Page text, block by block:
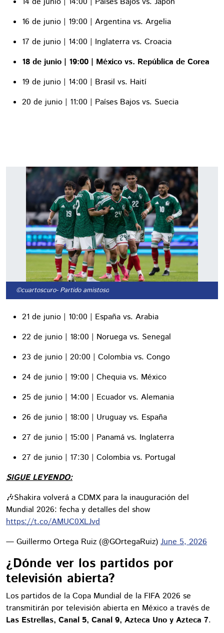
16 de junio | 19:00 | Argentina vs. Argelia
17 de junio | 14:00 | Inglaterra vs. Croacia
18 de junio | 19:00 | México vs. República de Corea
19 de junio | 14:00 | Brasil vs. Haití
20 de junio | 11:00 | Países Bajos vs. Suecia
©cuartoscuro- Partido amistoso
21 de junio | 10:00 | España vs. Arabia
22 de junio | 18:00 | Noruega vs. Senegal
23 de junio | 20:00 | Colombia vs. Congo
24 de junio | 19:00 | Chequia vs. México
25 de junio | 14:00 | Ecuador vs. Alemania
26 de junio | 18:00 | Uruguay vs. España
27 de junio | 15:00 | Panamá vs. Inglaterra
27 de junio | 17:30 | Colombia vs. Portugal
SIGUE LEYENDO:
🎶Shakira volverá a CDMX para la inauguración del
Mundial 2026: fecha y detalles del show
https://t.co/AMUC0XLJvd
— Guillermo Ortega Ruiz (@GOrtegaRuiz) June 5, 2026
¿Dónde ver los partidos por
televisión abierta?
Los partidos de la Copa Mundial de la FIFA 2026 se
transmitirán por televisión abierta en México a través de
Las Estrellas, Canal 5, Canal 9, Azteca Uno y Azteca 7.